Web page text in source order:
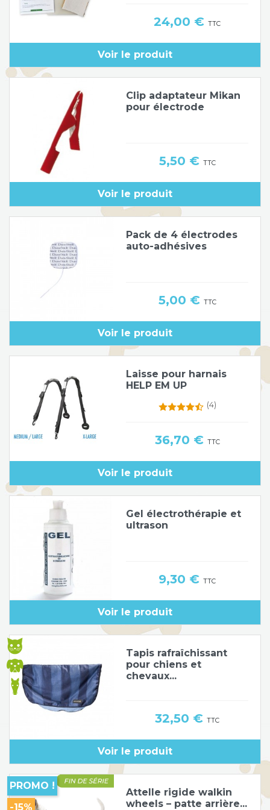
Prix
24,00 €TTC
Voir le produit
Clip adaptateur Mikan
pour électrode
Prix
5,50 € TTC
Voir le produit
Pack de 4 électrodes
auto-adhésives
Prix
5,00 € TTC
Voir le produit
Laisse pour harnais
HELP EM UP
(4)
Prix
36,70 € TTC
Voir le produit
Gel électrothérapie et
ultrason
Prix
9,30 €TTC
Voir le produit
Tapis rafraîchissant
pour chiens et
chevaux...
Prix
32,50 €TTC
Voir le produit
Attelle rigide walkin
wheels – patte arrière...
PROMO !
-15%